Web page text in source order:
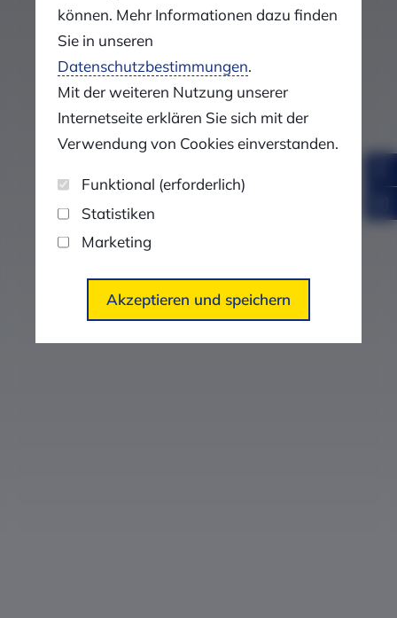
können. Mehr Informationen dazu finden
Sie in unseren
Datenschutzbestimmungen.
Mit der weiteren Nutzung unserer
Internetseite erklären Sie sich mit der
Verwendung von Cookies einverstanden.
Funktional (erforderlich)
Statistiken
Marketing
Akzeptieren und speichern